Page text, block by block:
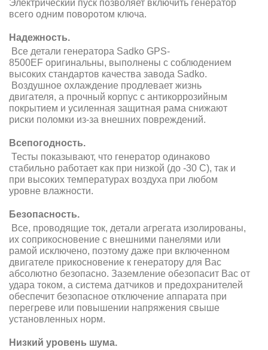
Электрический пуск позволяет включить генератор
всего одним поворотом ключа.
Надежность.
Все детали генератора Sadko GPS-
8500EF оригинальны, выполнены с соблюдением
высоких стандартов качества завода Sadko.
Воздушное охлаждение продлевает жизнь
двигателя, а прочный корпус с антикоррозийным
покрытием и усиленная защитная рама снижают
риски поломки из-за внешних повреждений.
Всепогодность.
Тесты показывают, что генератор одинаково
стабильно работает как при низкой (до -30 С), так и
при высоких температурах воздуха при любом
уровне влажности.
Безопасность.
Все, проводящие ток, детали агрегата изолированы,
их соприкосновение с внешними панелями или
рамой исключено, поэтому даже при включенном
двигателе прикосновение к генератору для Вас
абсолютно безопасно. Заземление обезопасит Вас от
удара током, а система датчиков и предохранителей
обеспечит безопасное отключение аппарата при
перегреве или повышении напряжения свыше
установленных норм.
Низкий уровень шума.